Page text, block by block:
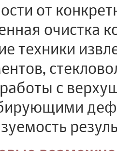
от
очистка
техники
работы с